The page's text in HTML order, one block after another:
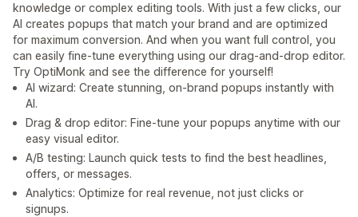
knowledge or complex editing tools. With just a few clicks, our
AI creates popups that match your brand and are optimized
for maximum conversion. And when you want full control, you
can easily fine-tune everything using our drag-and-drop editor.
Try OptiMonk and see the difference for yourself!
AI wizard: Create stunning, on-brand popups instantly with
AI.
Drag & drop editor: Fine-tune your popups anytime with our
easy visual editor.
A/B testing: Launch quick tests to find the best headlines,
offers, or messages.
Analytics: Optimize for real revenue, not just clicks or
signups.